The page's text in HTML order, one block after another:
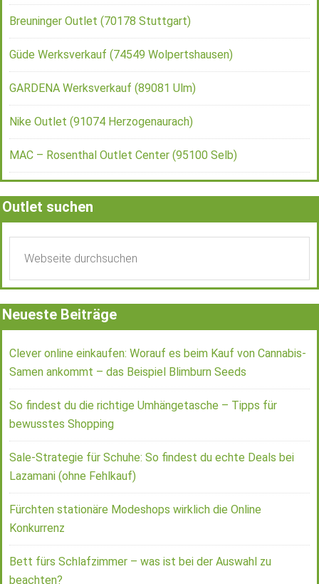
Breuninger Outlet (70178 Stuttgart)
Güde Werksverkauf (74549 Wolpertshausen)
GARDENA Werksverkauf (89081 Ulm)
Nike Outlet (91074 Herzogenaurach)
MAC – Rosenthal Outlet Center (95100 Selb)
Outlet suchen
Neueste Beiträge
Clever online einkaufen: Worauf es beim Kauf von Cannabis-
Samen ankommt – das Beispiel Blimburn Seeds
So findest du die richtige Umhängetasche – Tipps für
bewusstes Shopping
Sale-Strategie für Schuhe: So findest du echte Deals bei
Lazamani (ohne Fehlkauf)
Fürchten stationäre Modeshops wirklich die Online
Konkurrenz
Bett fürs Schlafzimmer – was ist bei der Auswahl zu
beachten?